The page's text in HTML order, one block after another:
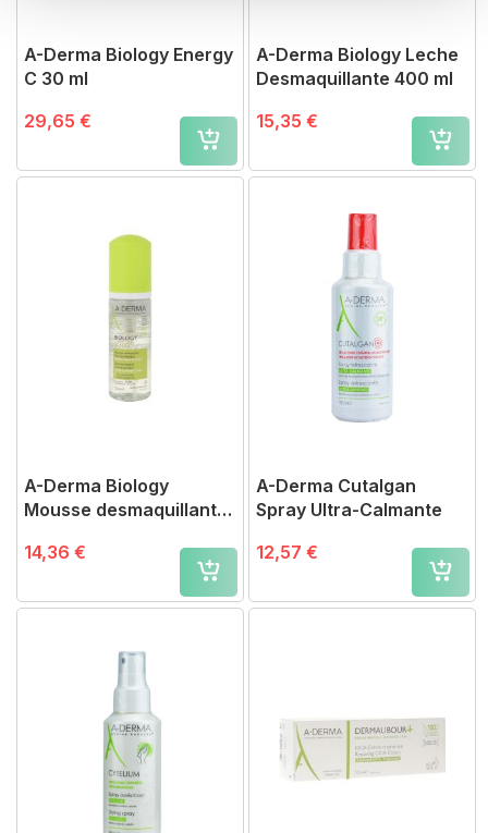
A-Derma Biology Energy
C 30 ml
29,65 €
A-Derma Biology Leche
Desmaquillante 400 ml
15,35 €
A-Derma Biology
Mousse desmaquillante
14,36 €
A-Derma Cutalgan
Spray Ultra-Calmante
12,57 €